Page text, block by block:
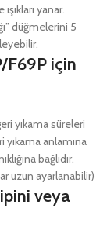
yanar.
düğmelerini 5
F69P için
yıkama süreleri
yıkama anlamına
bağlıdır.
uzun ayarlanabilir)
veya